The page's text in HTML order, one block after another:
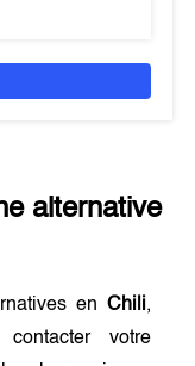
alternative
en Chili,
votre